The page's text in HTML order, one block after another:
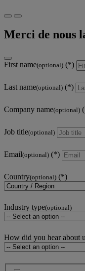
Merci de nous
First name(optional)
Last name(optional)
Company name(optional)
Job title(optional)
Email(optional)
Country(optional)
Industry type(optional)
How did you hear about